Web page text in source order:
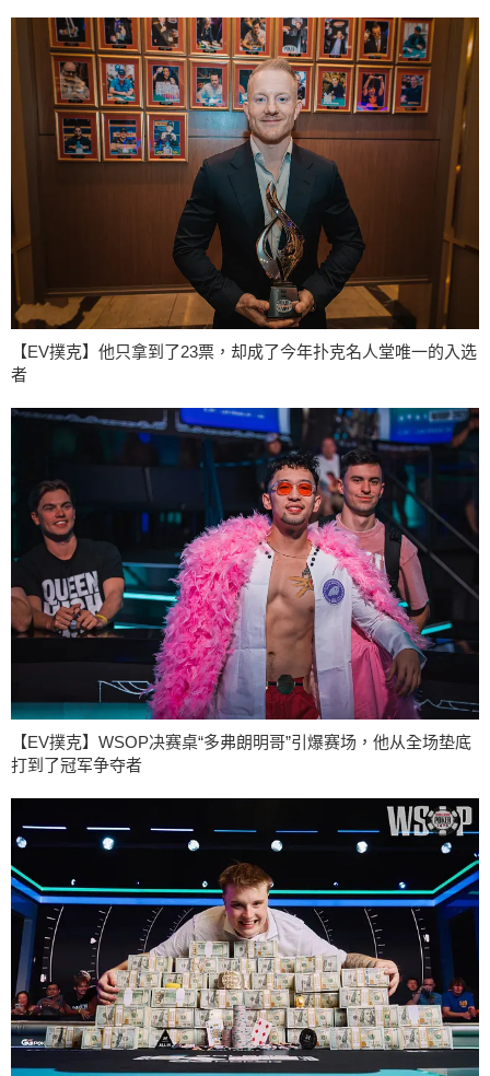
【EV撲克】他只拿到了23票，却成了今年扑克名人堂唯一的入选
者
【EV撲克】WSOP决赛桌“多弗朗明哥”引爆赛场，他从全场垫底
打到了冠军争夺者